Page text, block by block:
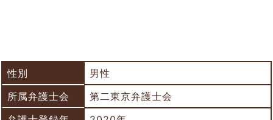
性別
男性
所属弁護士会
第二東京弁護士会